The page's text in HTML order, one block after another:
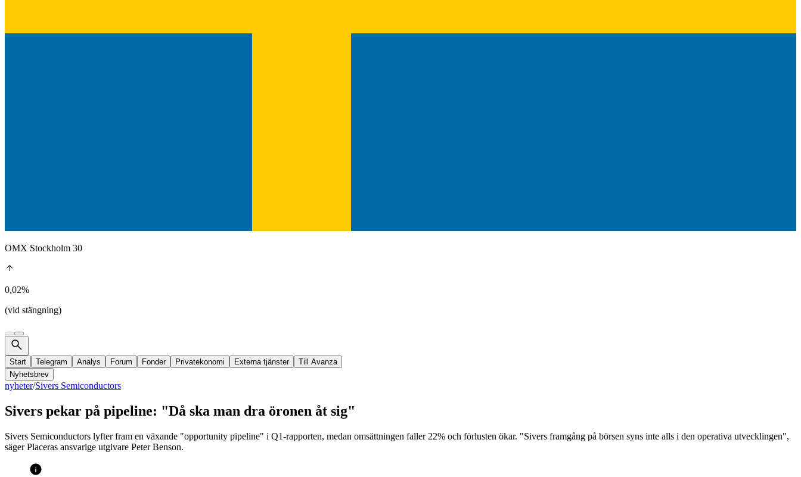
OMX Stockholm 30
0,02%
(vid stängning)
Start Telegram Analys Forum Fonder Privatekonomi Externa tjänster
Till Avanza
Nyhetsbrev
nyheter/Sivers Semiconductors
Sivers pekar på pipeline: "Då ska man dra öronen åt sig"
Sivers Semiconductors lyfter fram en växande "opportunity pipeline" i Q1-rapporten, medan omsättningen faller 22% och förlusten ökar. "Sivers framgång på börsen syns inte alls i den operativa utvecklingen",
säger Placeras ansvarige utgivare Peter Benson.